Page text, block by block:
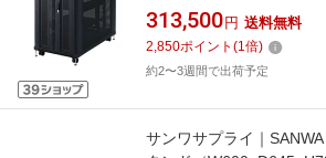
19インチマウントサー
SVCKAN24U
313,500 円 送料無料
2,850ポイント (1倍)
約2〜3週間で出荷予定
サンワサプライ｜